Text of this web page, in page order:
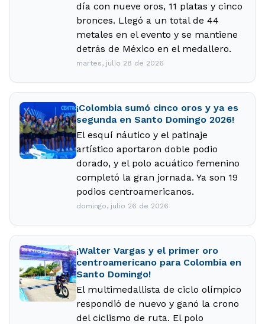
día con nueve oros, 11 platas y cinco
bronces. Llegó a un total de 44
metales en el evento y se mantiene
detrás de México en el medallero.
martes, julio 28 de 2026
¡Colombia sumó cinco oros y ya es
segunda en Santo Domingo 2026!
El esquí náutico y el patinaje
artístico aportaron doble podio
dorado, y el polo acuático femenino
completó la gran jornada. Ya son 19
podios centroamericanos.
domingo, julio 26 de 2026
¡Walter Vargas y el primer oro
centroamericano para Colombia en
Santo Domingo!
El multimedallista de ciclo olímpico
respondió de nuevo y ganó la crono
del ciclismo de ruta. El polo